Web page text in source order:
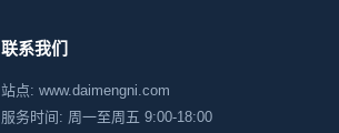
联系我们
站点: www.daimengni.com
服务时间: 周一至周五 9:00-18:00